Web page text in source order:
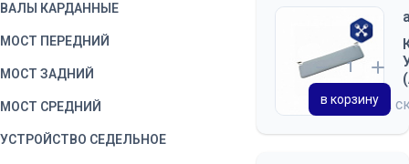
ВАЛЫ КАРДАННЫЕ
МОСТ ПЕРЕДНИЙ
МОСТ ЗАДНИЙ
МОСТ СРЕДНИЙ
УСТРОЙСТВО СЕДЕЛЬНОЕ
на
в корзину